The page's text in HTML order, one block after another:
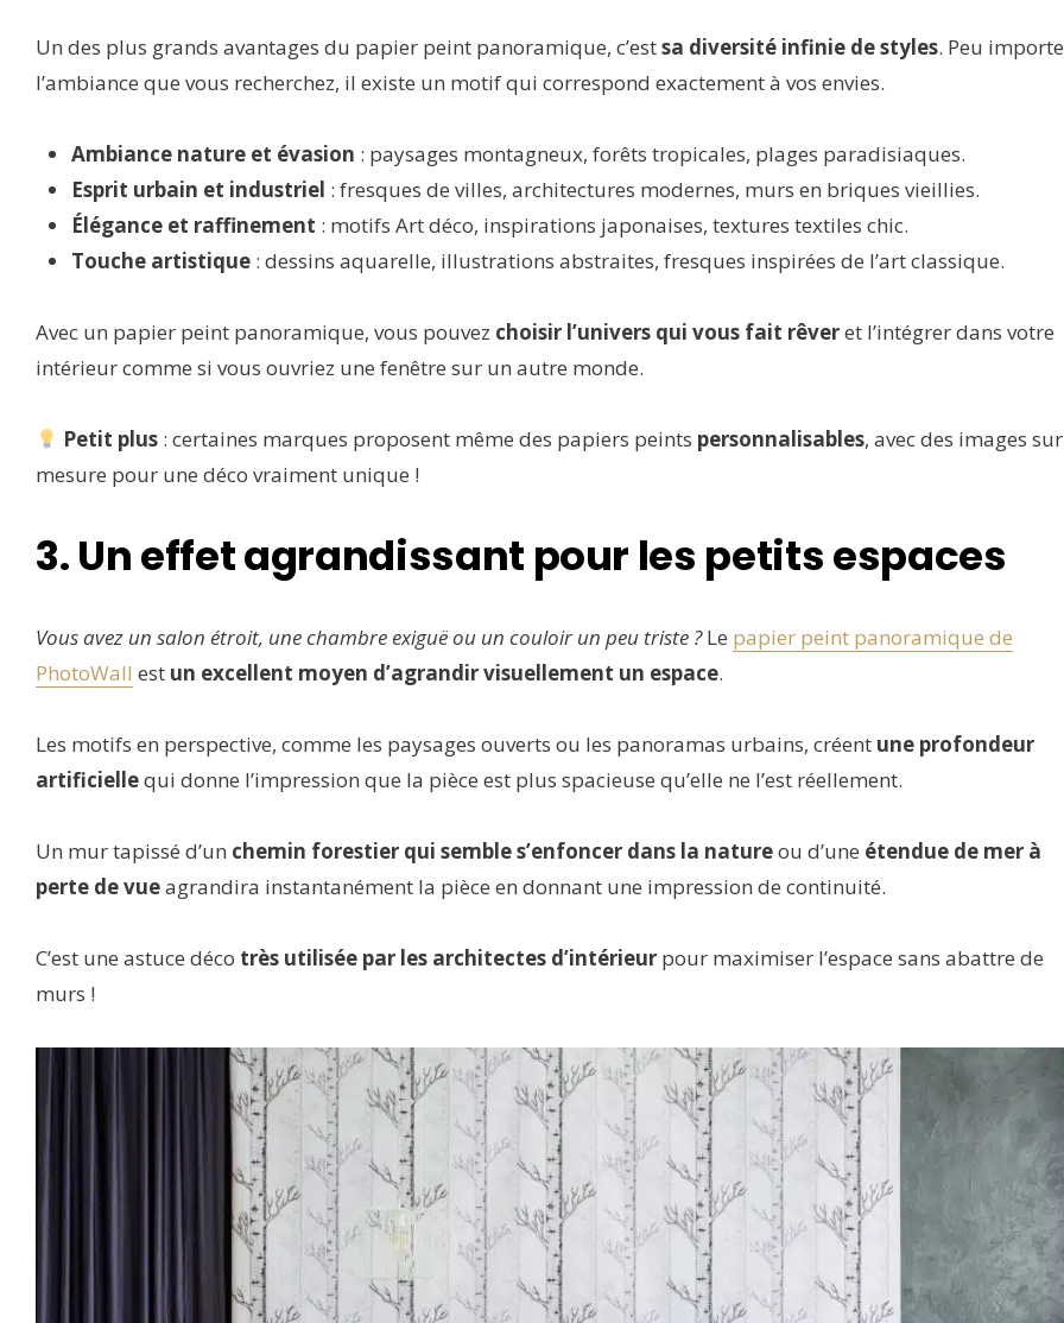
Un des plus grands avantages du papier peint panoramique, c’estsa diversité infinie de styles. Peu importe
l’ambiance que vous recherchez, il existe un motif qui correspond exactement à vos envies.
Ambiance nature et évasion : paysages montagneux, forêts tropicales, plages paradisiaques.
Esprit urbain et industriel : fresques de villes, architectures modernes, murs en briques vieillies.
Élégance et raffinement : motifs Art déco, inspirations japonaises, textures textiles chic.
Touche artistique : dessins aquarelle, illustrations abstraites, fresques inspirées de l’art classique.
Avec un papier peint panoramique, vous pouvez choisir l’univers qui vous fait rêveret l’intégrer dans votre
intérieur comme si vous ouvriez une fenêtre sur un autre monde.
Petit plus : certaines marques proposent même des papiers peints personnalisables, avec des images
mesure pour une déco vraiment unique !
3. Un effet agrandissant pour les petits espaces
Vous avez un salon étroit, une chambre exiguë ou un couloir un peu triste ?Le papier peint panoramique de
PhotoWall est un excellent moyen d’agrandir visuellement un espace.
Les motifs en perspective, comme les paysages ouverts ou les panoramas urbains, créent une profondeur
artificiellequi donne l’impression que la pièce est plus spacieuse qu’elle ne l’est réellement.
Un mur tapissé d’un chemin forestier qui semble s’enfoncer dans la natureou d’une étendue de mer à
perte de vueagrandira instantanément la pièce en donnant une impression de continuité.
C’est une astuce déco très utilisée par les architectes d’intérieur pour maximiser l’espace sans abattre de
murs !